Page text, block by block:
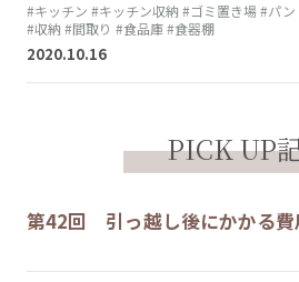
#キッチン #キッチン収納 #ゴミ置き場#パン
#収納 #間取り #食品庫#食器棚
2020.10.16
PICK UP
第42回 引っ越し後にかかる